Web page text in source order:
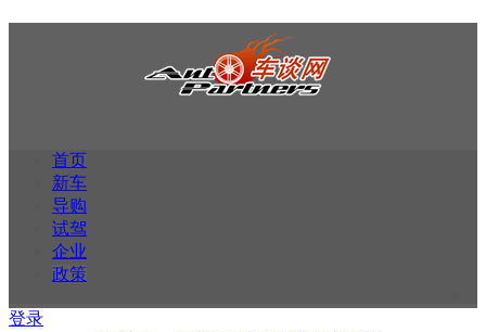
首页
新车
导购
试驾
企业
政策
登录